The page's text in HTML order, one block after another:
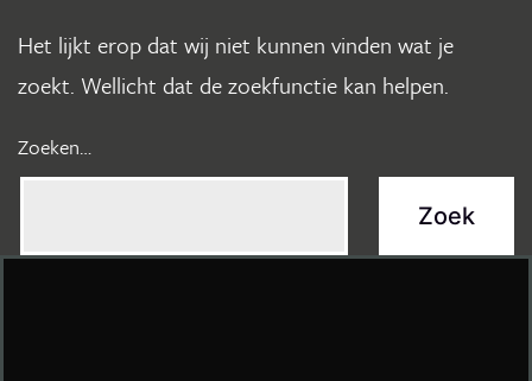
Het lijkt erop dat wij niet kunnen vinden wat je
zoekt. Wellicht dat de zoekfunctie kan helpen.
Zoeken…